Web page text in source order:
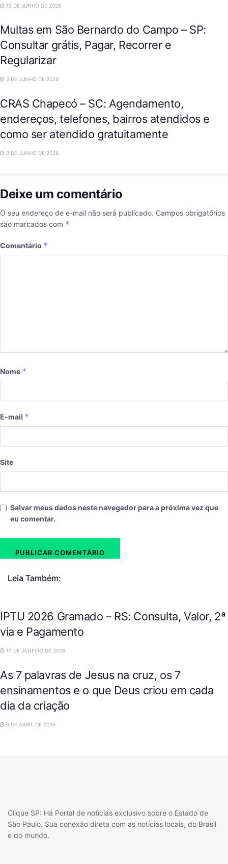
12 DE JUNHO DE 2026
Multas em São Bernardo do Campo – SP:
Consultar grátis, Pagar, Recorrer e
Regularizar
3 DE JUNHO DE 2026
CRAS Chapecó – SC: Agendamento,
endereços, telefones, bairros atendidos e
como ser atendido gratuitamente
3 DE JUNHO DE 2026
Deixe um comentário
O seu endereço de e-mail não será publicado. Campos obrigatórios
são marcados com *
Comentário *
Nome *
E-mail *
Site
Salvar meus dados neste navegador para a próxima vez que
eu comentar.
Leia Também:
IPTU 2026 Gramado – RS: Consulta, Valor, 2ª
via e Pagamento
17 DE JANEIRO DE 2026
As 7 palavras de Jesus na cruz, os 7
ensinamentos e o que Deus criou em cada
dia da criação
6 DE ABRIL DE 2026
Clique SP: Há Portal de noticias exclusivo sobre o Estado de
São Paulo. Sua conexão direta com as notícias locais, do Brasil
e do mundo.